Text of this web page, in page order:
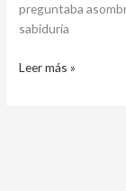
preguntaba
sabiduría
Leer más »